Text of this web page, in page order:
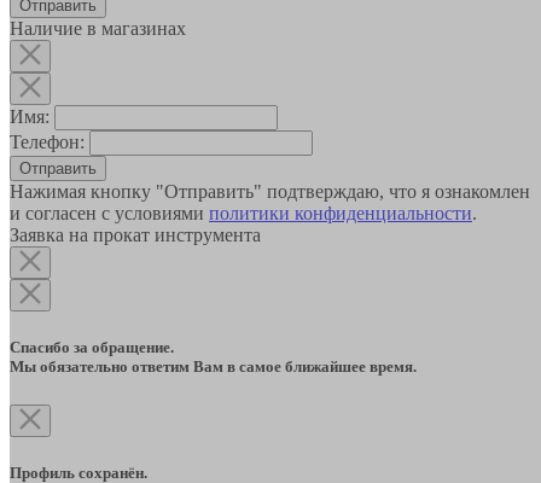
Наличие в магазинах
Имя:
Телефон:
Отправить
Нажимая кнопку "Отправить" подтверждаю, что я ознакомлен
и согласен с условиями политики конфиденциальности.
Заявка на прокат инструмента
Спасибо за обращение.
Мы обязательно ответим Вам в самое ближайшее время.
Профиль сохранён.